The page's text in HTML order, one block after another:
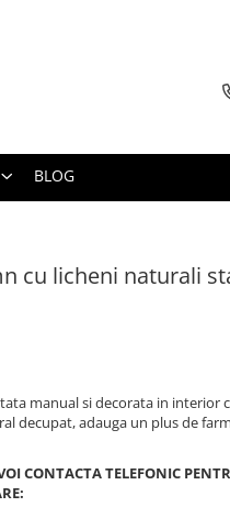
BLOG
cu licheni naturali
manual si decorata in interior
decupat, adauga un plus de
CONTACTA TELEFONIC